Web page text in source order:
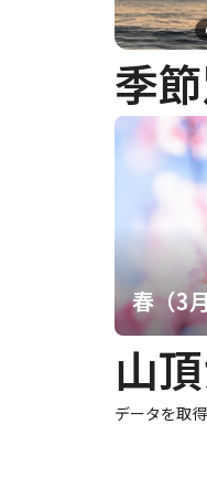
季
春（3
山
データを取